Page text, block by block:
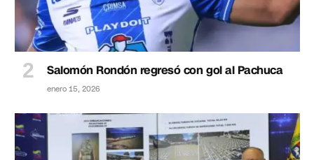
Salomón Rondón regresó con gol al Pachuca
enero 15, 2026